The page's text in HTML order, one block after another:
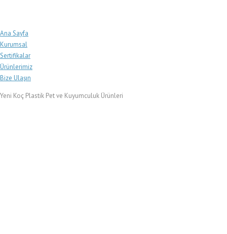
Ana Sayfa
Kurumsal
Sertifikalar
Ürünlerimiz
Bize Ulaşın
Yeni Koç Plastik Pet ve Kuyumculuk Ürünleri